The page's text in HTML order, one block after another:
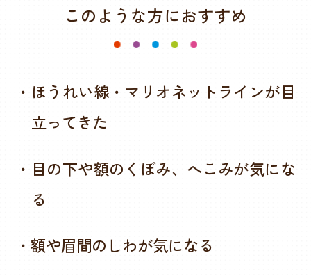
このような方におすすめ
・ほうれい線・マリオネットラインが目
立ってきた
・目の下や額のくぼみ、へこみが気にな
る
・額や眉間のしわが気になる